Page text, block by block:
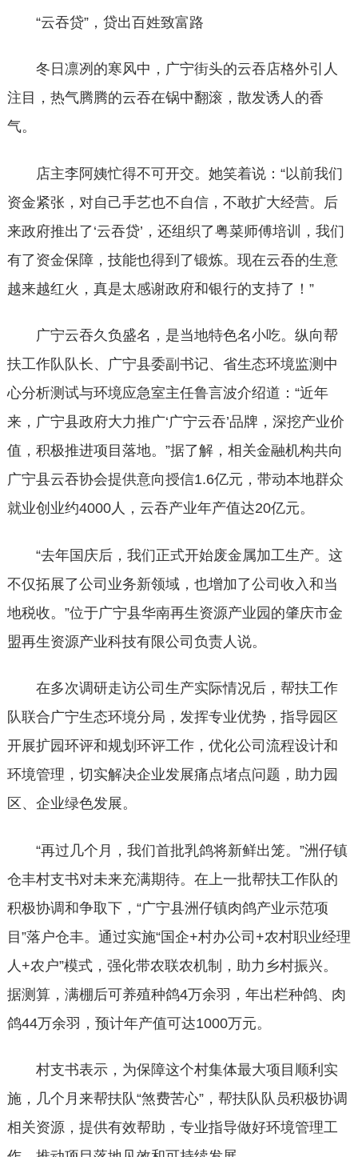
“云吞贷”，贷出百姓致富路
冬日凛冽的寒风中，广宁街头的云吞店格外引人
注目，热气腾腾的云吞在锅中翻滚，散发诱人的香
气。
店主李阿姨忙得不可开交。她笑着说：“以前我们
资金紧张，对自己手艺也不自信，不敢扩大经营。后
来政府推出了‘云吞贷’，还组织了粤菜师傅培训，我们
有了资金保障，技能也得到了锻炼。现在云吞的生意
越来越红火，真是太感谢政府和银行的支持了！”
广宁云吞久负盛名，是当地特色名小吃。纵向帮
扶工作队队长、广宁县委副书记、省生态环境监测中
心分析测试与环境应急室主任鲁言波介绍道：“近年
来，广宁县政府大力推广‘广宁云吞’品牌，深挖产业价
值，积极推进项目落地。”据了解，相关金融机构共向
广宁县云吞协会提供意向授信1.6亿元，带动本地群众
就业创业约4000人，云吞产业年产值达20亿元。
“去年国庆后，我们正式开始废金属加工生产。这
不仅拓展了公司业务新领域，也增加了公司收入和当
地税收。”位于广宁县华南再生资源产业园的肇庆市金
盟再生资源产业科技有限公司负责人说。
在多次调研走访公司生产实际情况后，帮扶工作
队联合广宁生态环境分局，发挥专业优势，指导园区
开展扩园环评和规划环评工作，优化公司流程设计和
环境管理，切实解决企业发展痛点堵点问题，助力园
区、企业绿色发展。
“再过几个月，我们首批乳鸽将新鲜出笼。”洲仔镇
仓丰村支书对未来充满期待。在上一批帮扶工作队的
积极协调和争取下，“广宁县洲仔镇肉鸽产业示范项
目”落户仓丰。通过实施“国企+村办公司+农村职业经理
人+农户”模式，强化带农联农机制，助力乡村振兴。
据测算，满棚后可养殖种鸽4万余羽，年出栏种鸽、肉
鸽44万余羽，预计年产值可达1000万元。
村支书表示，为保障这个村集体最大项目顺利实
施，几个月来帮扶队“煞费苦心”，帮扶队队员积极协调
相关资源，提供有效帮助，专业指导做好环境管理工